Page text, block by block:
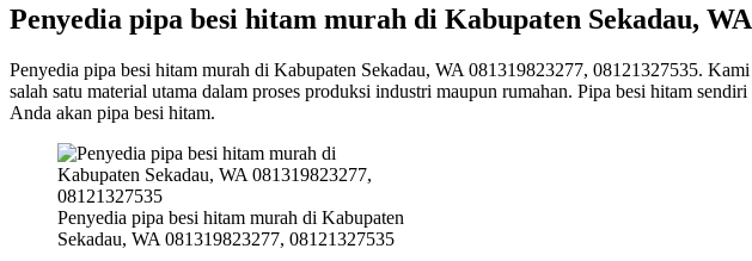
Penyedia pipa besi hitam murah di Kabupaten Sekadau, WA
Penyedia pipa besi hitam murah di Kabupaten Sekadau, WA 081319823277, 08121327535.
salah satu material utama dalam proses produksi industri maupun rumahan. Pipa besi hitam
Anda akan pipa besi hitam.
Penyedia pipa besi hitam murah di Kabupaten
Sekadau, WA 081319823277, 08121327535